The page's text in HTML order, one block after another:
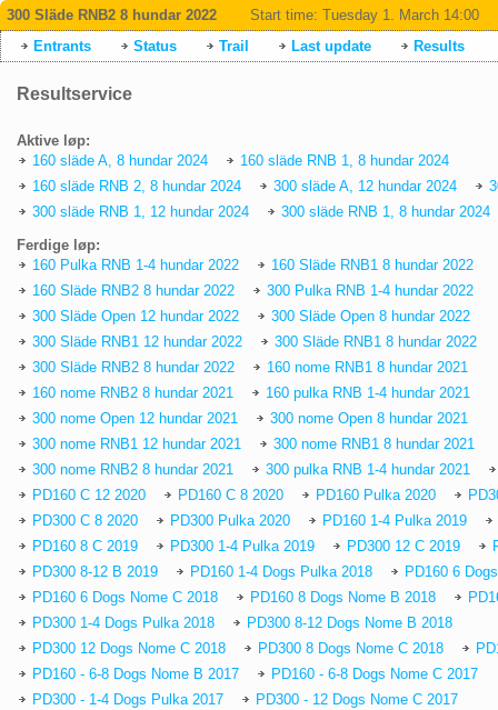
300 Släde RNB2 8 hundar 2022 Start time: Tuesday 1. March 14:00
Entrants
Status Trail Last update Results
Resultservice
Aktive løp:
160 släde A, 8 hundar 2024
160 släde RNB 1, 8 hundar 2024
160 släde RNB 2, 8 hundar 2024
300 släde A, 12 hundar 2024
300 släde RNB 1, 12 hundar 2024
300 släde RNB 1, 8 hundar 2024
Ferdige løp:
160 Pulka RNB 1-4 hundar 2022
160 Släde RNB1 8 hundar 2022
160 Släde RNB2 8 hundar 2022
300 Pulka RNB 1-4 hundar 2022
300 Släde Open 12 hundar 2022
300 Släde Open 8 hundar 2022
300 Släde RNB1 12 hundar 2022
300 Släde RNB1 8 hundar 2022
300 Släde RNB2 8 hundar 2022
160 nome RNB1 8 hundar 2021
160 nome RNB2 8 hundar 2021
160 pulka RNB 1-4 hundar 2021
300 nome Open 12 hundar 2021
300 nome Open 8 hundar 2021
300 nome RNB1 12 hundar 2021
300 nome RNB1 8 hundar 2021
300 nome RNB2 8 hundar 2021
300 pulka RNB 1-4 hundar 2021
PD160 C 12 2020
PD160 C 8 2020 PD160 Pulka 2020
PD300 C 8 2020
PD300 Pulka 2020
PD160 1-4 Pulka 2019
PD160 8 C 2019
PD300 1-4 Pulka 2019 PD300 12 C 2019
PD300 8-12 B 2019
PD160 1-4 Dogs Pulka 2018
PD160 6
PD160 6 Dogs Nome C 2018
PD160 8 Dogs Nome B 2018
PD300 1-4 Dogs Pulka 2018
PD300 8-12 Dogs Nome B 2018
PD300 12 Dogs Nome C 2018
PD300 8 Dogs Nome C 2018
PD160 - 6-8 Dogs Nome B 2017
PD160 - 6-8 Dogs Nome C 2017
PD300 - 1-4 Dogs Pulka 2017
PD300 - 12 Dogs Nome C 2017